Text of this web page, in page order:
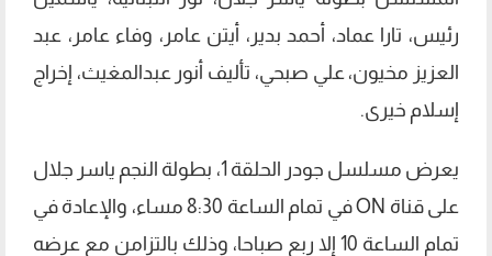
رئيس، تارا عماد، أحمد بدير، أيتن عامر، وفاء عامر، عبد
العزيز مخيون، علي صبحي، تأليف أنور عبدالمغيث، إخراج
إسلام خيرى.
يعرض مسلسل جودر الحلقة 1، بطولة النجم ياسر جلال
على قناة ON في تمام الساعة 8:30 مساء، والإعادة في
تمام الساعة 10 إلا ربع صباحا، وذلك بالتزامن مع عرضه